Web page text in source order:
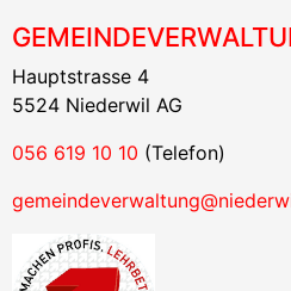
Hauptstrasse 4
5524 Niederwil AG
056 619 10 10 (Telefon)